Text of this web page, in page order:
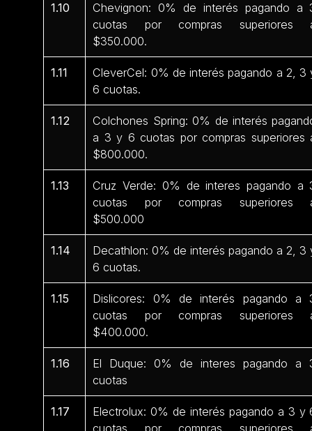
1.10
Chevignon: 0% de interés pagando a
cuotas por compras superiores
$350.000.
1.11
CleverCel: 0% de interés pagando a 2, 3
6 cuotas.
1.12
Colchones Spring: 0% de interés
a 3 y 6 cuotas por compras superiores
$800.000.
1.13
Cruz Verde: 0% de interes pagando a
cuotas por compras superiores
$500.000
1.14
Decathlon: 0% de interés pagando a 2, 3
6 cuotas.
1.15
Dislicores: 0% de interés pagando a
cuotas por compras superiores
$400.000.
1.16
El Duque: 0% de interes pagando a
cuotas
1.17
Electrolux: 0% de interés pagando a 3 y